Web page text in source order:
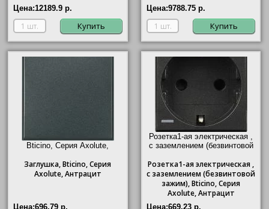
Цена:12189.9 р.
Купить
Цена:9788.75 р.
Купить
Bticino, Серия Axolute,
Заглушка,Bticino, Серия
Axolute, Антрацит
Цена:696.79 р.
Розетка1-ая электрическая ,
с заземлением (безвинтовой
Axolute, Антрацит"/>
Розетка1-ая электрическая ,
с заземлением (безвинтовой
зажим),Bticino, Серия
Axolute, Антрацит
Цена:669.23 р.